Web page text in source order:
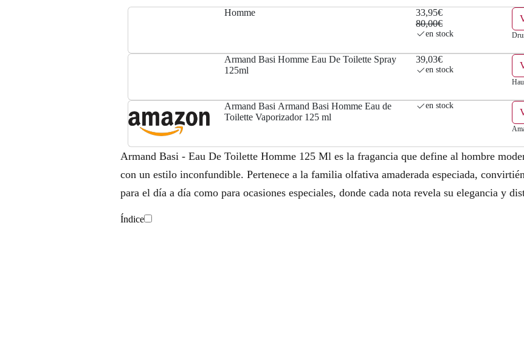
l
r
:
0
,
0
s
3
3
,
9
5
€
.
Homme
33,95€
80,00€
en stock
Armand Basi Homme Eau De Toilette Spray
125ml
39,03€
en stock
Armand Basi Armand Basi Homme Eau de
Toilette Vaporizador 125 ml
en stock
Armand Basi - Eau De Toilette Homme 125 Ml es la fragancia que define al hombre
con un estilo inconfundible. Pertenece a la familia olfativa amaderada especiada,
para el día a día como para ocasiones especiales, donde cada nota revela su elegancia y
Índice